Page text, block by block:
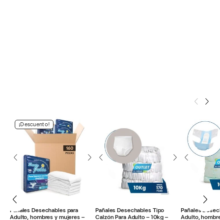
¡Descuento!
Pañales Desechables para
Adulto, hombres y mujeres –
Pañales Desechables Tipo
Calzón Para Adulto – 10kg –
Pañales
Adulto,